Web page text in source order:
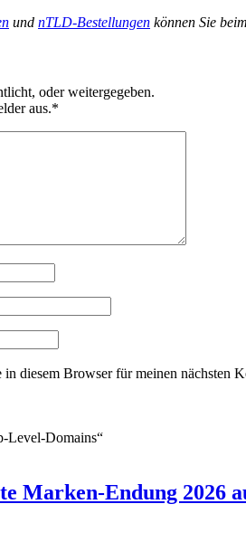
und nTLD-Bestellungen können Sie
oder weitergegeben.
aus.*
diesem Browser für meinen nächsten
Level-Domains“
Marken-Endung 2026